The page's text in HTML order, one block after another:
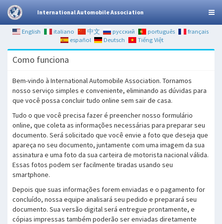
International Automobile Association
English italiano 中文 русский português
français
español
Deutsch Tiếng Việt
Como funciona
Bem-vindo à International Automobile Association. Tornamos
nosso serviço simples e conveniente, eliminando as dúvidas para
que você possa concluir tudo online sem sair de casa.
Tudo o que você precisa fazer é preencher nosso formulário
online, que coleta as informações necessárias para preparar seu
documento. Será solicitado que você envie a foto que deseja que
apareça no seu documento, juntamente com uma imagem da sua
assinatura e uma foto da sua carteira de motorista nacional válida.
Essas fotos podem ser facilmente tiradas usando seu
smartphone.
Depois que suas informações forem enviadas e o pagamento for
concluído, nossa equipe analisará seu pedido e preparará seu
documento. Sua versão digital será entregue prontamente, e
cópias impressas também poderão ser enviadas diretamente